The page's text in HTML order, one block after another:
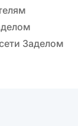
Заделом